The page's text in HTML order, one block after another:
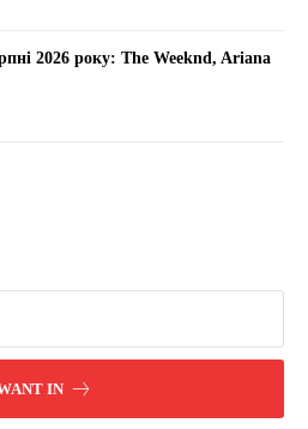
2026 року: The Weeknd, Ariana
IN